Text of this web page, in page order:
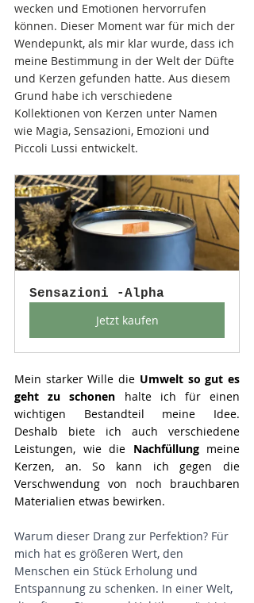
wecken und Emotionen hervorrufen
können. Dieser Moment war für mich der
Wendepunkt, als mir klar wurde, dass ich
meine Bestimmung in der Welt der Düfte
und Kerzen gefunden hatte. Aus diesem
Grund habe ich verschiedene
Kollektionen von Kerzen unter Namen
wie Magia, Sensazioni, Emozioni und
Piccoli Lussi entwickelt.
Sensazioni -Alpha
Jetzt kaufen
Mein starker Wille die Umwelt so gut es
geht zu schonen halte ich für einen
wichtigen Bestandteil meine Idee.
Deshalb biete ich auch verschiedene
Leistungen, wie die Nachfüllung meine
Kerzen, an. So kann ich gegen die
Verschwendung von noch brauchbaren
Materialien etwas bewirken.
Warum dieser Drang zur Perfektion? Für
mich hat es größeren Wert, den
Menschen ein Stück Erholung und
Entspannung zu schenken. In einer Welt,